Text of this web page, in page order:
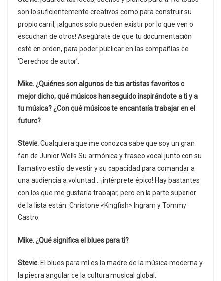
son lo suficientemente creativos como para construir su
propio carril, ¡algunos solo pueden existir por lo que ven o
escuchan de otros! Asegúrate de que tu documentación
esté en orden, para poder publicar en las compañías de
‘Derechos de autor’.
Mike. ¿Quiénes son algunos de tus artistas favoritos o
mejor dicho, qué músicos han seguido inspirándote a ti y a
tu música? ¿Con qué músicos te encantaría trabajar en el
futuro?
Stevie.Cualquiera que me conozca sabe que soy un gran
fan de Junior Wells Su armónica y fraseo vocal junto con su
llamativo estilo de vestir y su capacidad para comandar a
una audiencia a voluntad… ¡intérprete épico! Hay bastantes
con los que me gustaría trabajar, pero en la parte superior
de la lista están: Christone «Kingfish» Ingram y Tommy
Castro.
Mike. ¿Qué significa el blues para ti?
Stevie. El blues para mí es la madre de la música moderna y
la piedra angular de la cultura musical global.